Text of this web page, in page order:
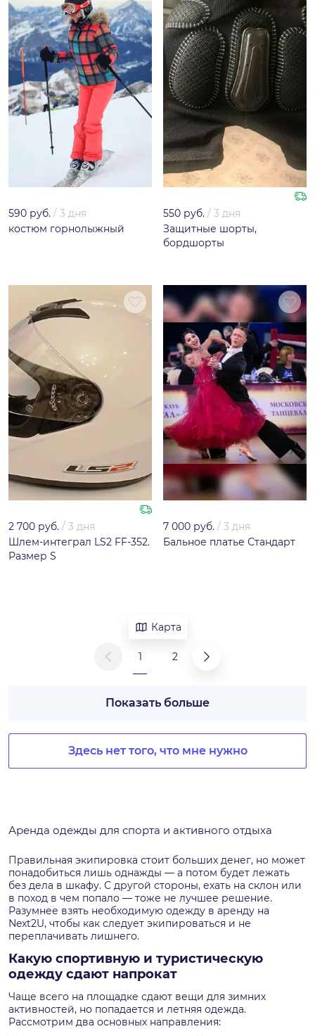
590 руб. / 3 дня
костюм горнолыжный
550 руб. / 3 дня
Защитные шорты,
бордшорты
2 700 руб. / 3 дня
Шлем-интеграл LS2 FF-352.
Размер S
7 000 руб. / 3 дня
Бальное платье Стандарт
Карта
1 2
Показать больше
Здесь нет того, что мне нужно
Аренда одежды для спорта и активного отдыха
Правильная экипировка стоит больших денег, но может
понадобиться лишь однажды — а потом будет лежать
без дела в шкафу. С другой стороны, ехать на склон или
в поход в чем попало — тоже не лучшее решение.
Разумнее взять необходимую одежду в аренду на
Next2U, чтобы как следует экипироваться и не
переплачивать лишнего.
Какую спортивную и туристическую
одежду сдают напрокат
Чаще всего на площадке сдают вещи для зимних
активностей, но попадается и летняя одежда.
Рассмотрим два основных направления: